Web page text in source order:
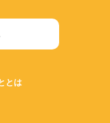
とは